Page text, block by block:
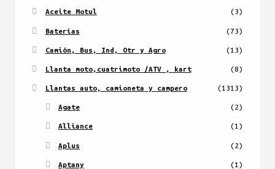
Aceite Motul (3)
Baterías (73)
Camión, Bus, Ind, Otr y Agro (13)
Llanta moto,cuatrimoto /ATV , kart (8)
Llantas auto, camioneta y campero (1313)
Agate (2)
Alliance (1)
Aplus (2)
Aptany (1)